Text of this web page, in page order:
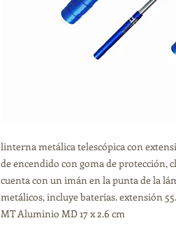
linterna metálica telescópica con
de encendido con goma de protección,
cuenta con un imán en la punta de la
metálicos, incluye baterías. extensión
MT Aluminio MD 17 x 2.6 cm